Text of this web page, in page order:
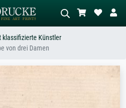
Ölgemälde, Stehender Akt neben einem
klassifizierte Künstler
von drei Damen